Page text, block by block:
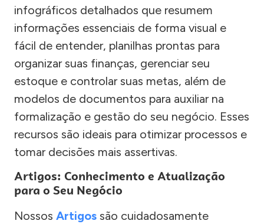
infográficos detalhados que resumem
informações essenciais de forma visual e
fácil de entender, planilhas prontas para
organizar suas finanças, gerenciar seu
estoque e controlar suas metas, além de
modelos de documentos para auxiliar na
formalização e gestão do seu negócio. Esses
recursos são ideais para otimizar processos e
tomar decisões mais assertivas.
Artigos: Conhecimento e Atualização
para o Seu Negócio
Nossos Artigos são cuidadosamente